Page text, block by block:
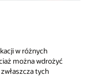
w różnych
można wdrożyć
tych